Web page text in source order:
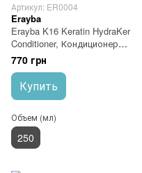
Артикул: ER0004
Erayba
Erayba K16 Keratin HydraKer
Conditioner, Кондиционер
кератиновый 250 мл
770 грн
Купить
Объем (мл)
250